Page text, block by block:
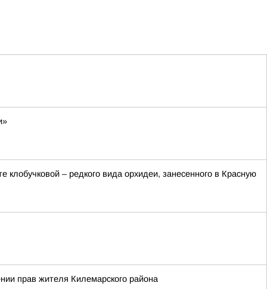
– редкого вида орхидеи, занесенного в Красную
прав жителя Килемарского района